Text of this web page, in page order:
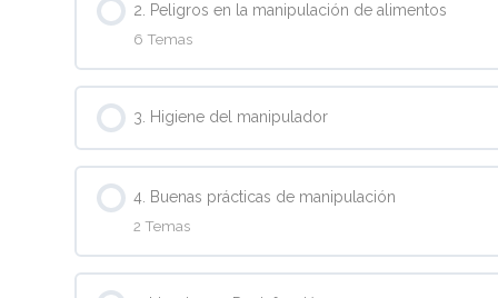
2. Peligros en la manipulación de alimentos
6 Temas
Contenido de la Lección
2.1. Peligros en la manipulación. Bacterias.
2.2. Peligros en la manipulación. Bacterias
2.3. Peligros en la manipulación. Virus.
3. Higiene del manipulador
4. Buenas prácticas de manipulación
2 Temas
Contenido de la Lección